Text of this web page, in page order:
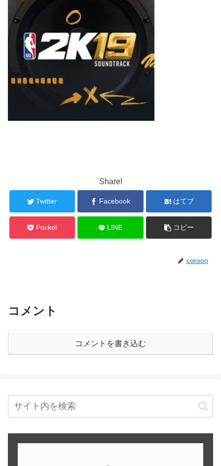
Share!
Twitter Facebook はてブ
Pocket LINE コピー
coroon
コメント
コメントを書き込む